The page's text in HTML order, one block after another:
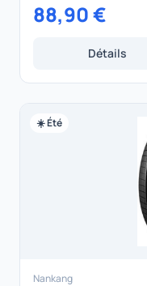
88,90 €
Détails
☀️ Été
Nankang